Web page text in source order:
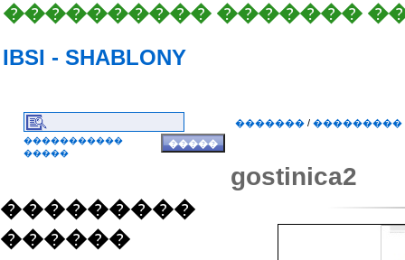
���������� �������
IBSI - SHABLONY
�����������
�����
���������
������
������� / ���������
gostinica2